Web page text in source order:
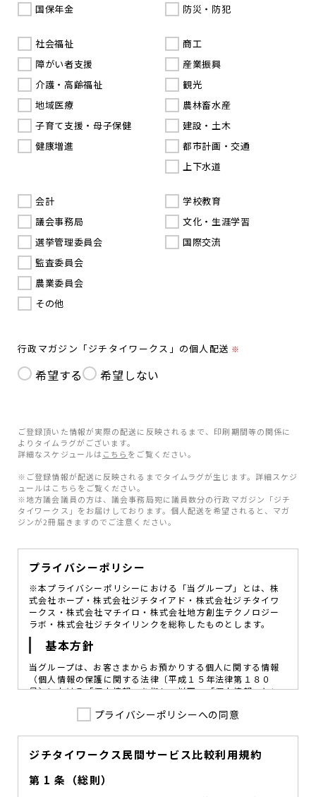
国保年金
防災・防犯
社会福祉
障がい者支援
介護・高齢福祉
地域医療
子育て支援・母子保健
健康増進
商工
産業振興
観光
農林畜水産
建設・土木
都市計画・交通
上下水道
会計
議会事務局
選挙管理委員会
監査委員会
農業委員会
その他
学校教育
文化・生涯学習
国際交流
行政マガジン「ジチタイワークス」の個人配送 ※
希望する 希望しない
ご登録頂いた情報が実際の配送に反映されるまで、印刷期間等の関係に
よりタイムラグがございます。
詳細なスケジュールは こちら をご覧ください。
※ご登録情報が配送に反映されるまでタイムラグが生じます。詳細スケジ
ュールはこちらをご覧ください。
※地方議会議員の方は、議会事務局宛に議員数分の行政マガジン「ジチ
タイワークス」をお届けしております。個人配送を希望されると、マガ
ジンが2冊届きますのでご注意ください。
プライバシーポリシー
※本プライバシーポリシーにおける「当グループ」とは、株
式会社ホープ・株式会社ジチタイアド・株式会社ジチタイワ
ークス・株式会社マチイロ・株式会社地方創生テクノロジー
ラボ・株式会社ジチタイリンクを総称したものとします。
基本方針
当グループは、お客さまからお預かりする個人に関する情報
（個人情報の保護に関する法律〔平成１５年法律第１８０
号〕における「個人情報」を指し、以下、「個人情報」とい
図ることが、重要な社会的責務であると考えております。
を定め、役員及び従業員に個人情報保護の重要性の認識と取
組みを徹底させることによって、個人情報の適切な取り扱い
に努めてまいります。
プライバシーポリシーへの同意
ジチタイワークス民間サービス比較利用規約
第 1 条（総則）